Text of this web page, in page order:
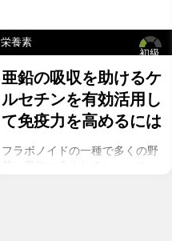
初級
栄養素
亜鉛の吸収を助けるケ
ルセチンを有効活用し
て免疫力を高めるには
フラボノイドの一種で多くの野
菜や果物に含まれるケルセチ